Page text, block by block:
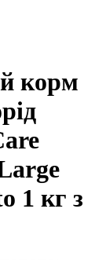
корм
1 кг з